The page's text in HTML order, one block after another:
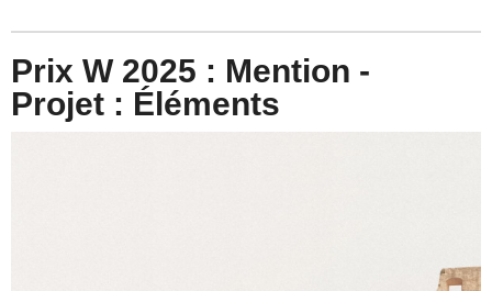
Prix W 2025 : Mention -
Projet : Éléments